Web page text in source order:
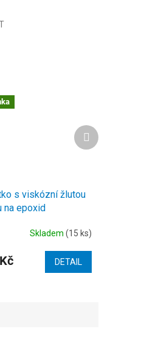
s viskózní žlutou
na epoxid
Skladem (15 ks)
DETAIL
Další
produkt